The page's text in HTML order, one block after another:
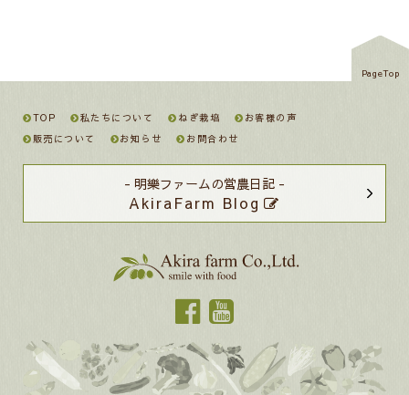
PageTop
TOP 私たちについて ねぎ栽培
お客様の声
販売について
お知らせ お問合わせ
- 明樂ファームの営農日記 -
AkiraFarm Blog